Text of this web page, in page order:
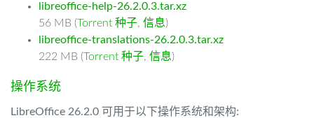
libreoffice-help-26.2.0.3.tar.xz
56 MB (Torrent 种子, 信息)
libreoffice-translations-26.2.0.3.tar.xz
222 MB (Torrent 种子, 信息)
操作系统
LibreOffice 26.2.0 可用于以下操作系统和架构: